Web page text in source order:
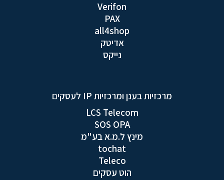
Verifon
PAX
all4shop
אדיטק
נייקס
מרכזיות בענן ומרכזיות IP לעסקים
LCS Telecom
SOS OPA
מינץ ל.מ.א בע"מ
tochat
Teleco
הוט עסקים